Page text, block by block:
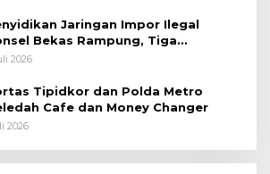
Jaringan Impor Ilegal
Bekas Rampung, Tiga
Sudah P-21 dan Satu Buron
2026
Tipidkor dan Polda Metro
Cafe dan Money Changer
2026